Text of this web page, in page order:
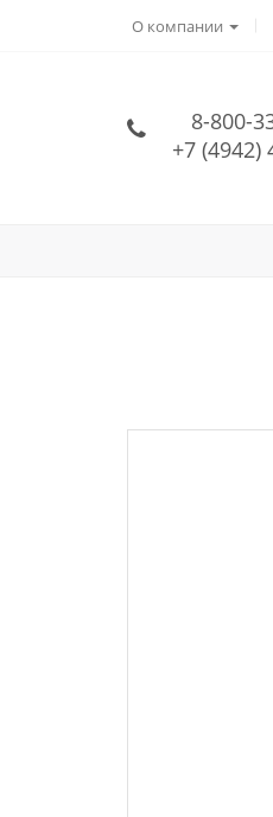
О компании
8-800-
+7 (4942)